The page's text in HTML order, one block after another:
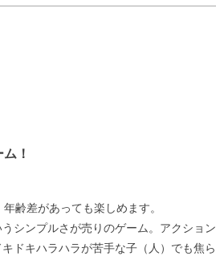
！
齢差があっても楽しめます。
シンプルさが売りのゲーム。アクショ
ドキハラハラが苦手な子（人）でも焦